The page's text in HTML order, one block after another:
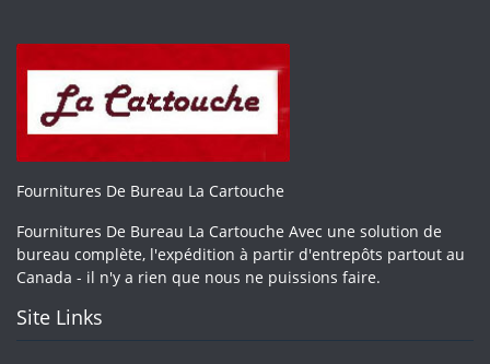
Fournitures De Bureau La Cartouche
Fournitures De Bureau La Cartouche Avec une solution de
bureau complète, l'expédition à partir d'entrepôts partout au
Canada - il n'y a rien que nous ne puissions faire.
Site Links